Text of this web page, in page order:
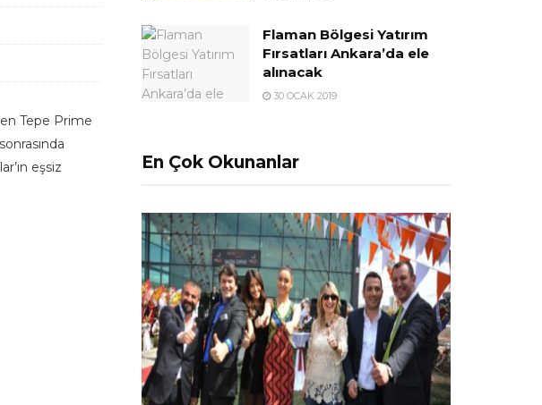
Tepe Prime
eşsiz
Flaman Bölgesi Yatırım
Fırsatları Ankara’da ele
alınacak
30 OCAK 2019
En Çok Okunanlar